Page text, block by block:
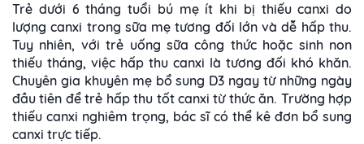
Trẻ dưới 6 tháng tuổi bú mẹ ít khi bị thiếu canxi do
lượng canxi trong sữa mẹ tương đối lớn và dễ hấp thu.
Tuy nhiên, với trẻ uống sữa công thức hoặc sinh non
thiếu tháng, việc hấp thu canxi là tương đối khó khăn.
Chuyên gia khuyên mẹ bổ sung D3 ngay từ những ngày
đầu tiên để trẻ hấp thu tốt canxi từ thức ăn. Trường hợp
thiếu canxi nghiêm trọng, bác sĩ có thể kê đơn bổ sung
canxi trực tiếp.